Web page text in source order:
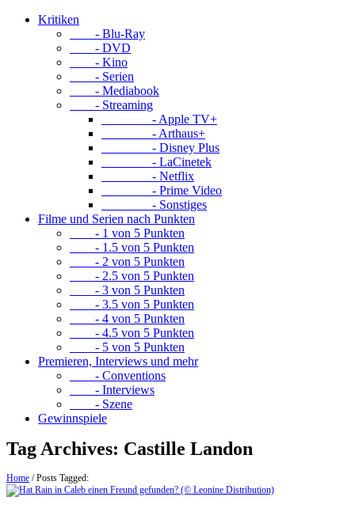
Kritiken
- Blu-Ray
- DVD
- Kino
- Serien
- Mediabook
- Streaming
- Apple TV+
- Arthaus+
- Disney Plus
- LaCinetek
- Netflix
- Prime Video
- Sonstiges
Filme und Serien nach Punkten
- 1 von 5 Punkten
- 1.5 von 5 Punkten
- 2 von 5 Punkten
- 2.5 von 5 Punkten
- 3 von 5 Punkten
- 3.5 von 5 Punkten
- 4 von 5 Punkten
- 4.5 von 5 Punkten
- 5 von 5 Punkten
Premieren, Interviews und mehr
- Conventions
- Interviews
- Szene
Gewinnspiele
Tag Archives: Castille Landon
Home /Posts Tagged: